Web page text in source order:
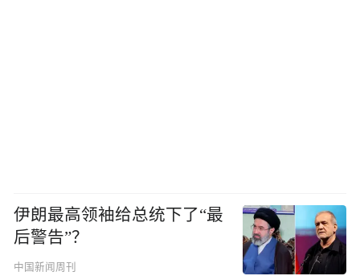
伊朗最高领袖给总统下了“最
后警告”？
中国新闻周刊